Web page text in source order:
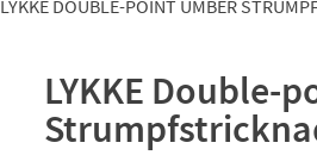
LYKKE DOUBLE-POINT UMBER
LYKKE Double-